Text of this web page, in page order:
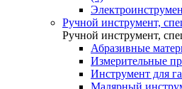
Ручной инструмент,
Ручной инструмент,
Абразивные
Измерительные
Инструмент для
Малярный